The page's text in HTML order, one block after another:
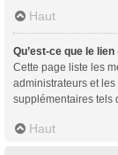
Haut
Qu’est-ce que le lien
Cette page liste les
administrateurs et
supplémentaires tels
Haut